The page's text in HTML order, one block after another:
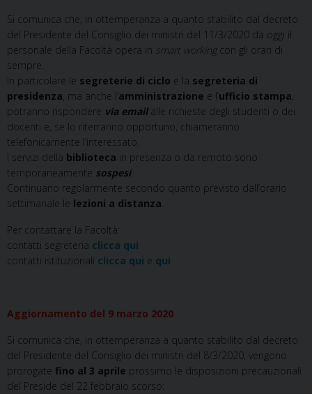
Si comunica che, in ottemperanza a quanto stabilito dal decreto
del Presidente del Consiglio dei ministri del 11/3/2020 da oggi il
personale della Facoltà opera in smart working con gli orari di
sempre.
In particolare le segreterie di ciclo e la segreteria di
presidenza, ma anche l’amministrazione e l’ufficio stampa,
potranno rispondere via email alle richieste degli studenti o dei
docenti e, se lo riterranno opportuno, chiameranno
telefonicamente l’interessato.
I servizi della biblioteca in presenza o da remoto sono
temporaneamente sospesi.
Continuano regolarmente secondo quanto previsto dall’orario
settimanale le lezioni a distanza.
Per contattare la Facoltà:
contatti segreteria clicca qui
contatti istituzionali clicca qui e qui
Aggiornamento del 9 marzo 2020
Si comunica che, in ottemperanza a quanto stabilito dal decreto
del Presidente del Consiglio dei ministri del 8/3/2020, vengono
prorogate fino al 3 aprile prossimo le disposizioni precauzionali
del Preside del 22 febbraio scorso: